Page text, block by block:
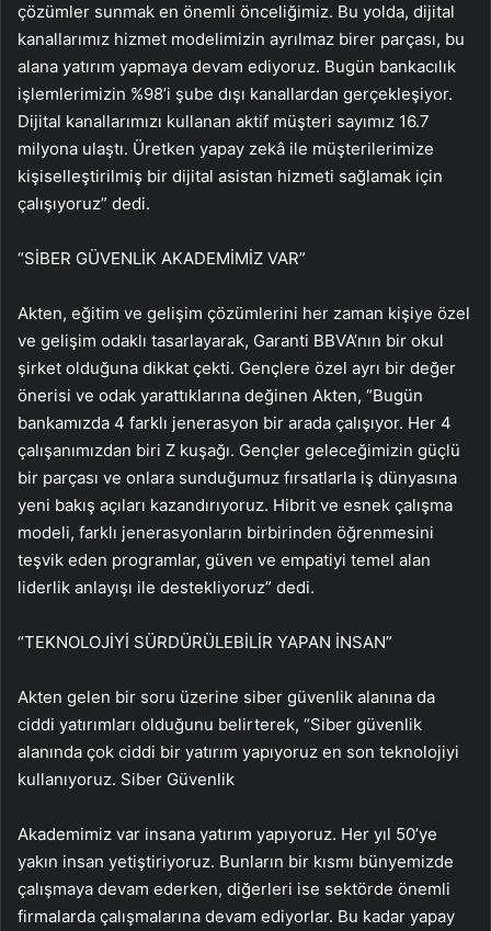
çözümler sunmak en önemli önceliğimiz. Bu yolda, dijital
kanallarımız hizmet modelimizin ayrılmaz birer parçası, bu
alana yatırım yapmaya devam ediyoruz. Bugün bankacılık
işlemlerimizin %98’i şube dışı kanallardan gerçekleşiyor.
Dijital kanallarımızı kullanan aktif müşteri sayımız 16.7
milyona ulaştı. Üretken yapay zekâ ile müşterilerimize
kişiselleştirilmiş bir dijital asistan hizmeti sağlamak için
çalışıyoruz” dedi.
“SİBER GÜVENLİK AKADEMİMİZ VAR”
Akten, eğitim ve gelişim çözümlerini her zaman kişiye özel
ve gelişim odaklı tasarlayarak, Garanti BBVA’nın bir okul
şirket olduğuna dikkat çekti. Gençlere özel ayrı bir değer
önerisi ve odak yarattıklarına değinen Akten, “Bugün
bankamızda 4 farklı jenerasyon bir arada çalışıyor. Her 4
çalışanımızdan biri Z kuşağı. Gençler geleceğimizin güçlü
bir parçası ve onlara sunduğumuz fırsatlarla iş dünyasına
yeni bakış açıları kazandırıyoruz. Hibrit ve esnek çalışma
modeli, farklı jenerasyonların birbirinden öğrenmesini
teşvik eden programlar, güven ve empatiyi temel alan
liderlik anlayışı ile destekliyoruz” dedi.
“TEKNOLOJİYİ SÜRDÜRÜLEBİLİR YAPAN İNSAN”
Akten gelen bir soru üzerine siber güvenlik alanına da
ciddi yatırımları olduğunu belirterek, “Siber güvenlik
alanında çok ciddi bir yatırım yapıyoruz en son teknolojiyi
kullanıyoruz. Siber Güvenlik
Akademimiz var insana yatırım yapıyoruz. Her yıl 50’ye
yakın insan yetiştiriyoruz. Bunların bir kısmı bünyemizde
çalışmaya devam ederken, diğerleri ise sektörde önemli
firmalarda çalışmalarına devam ediyorlar. Bu kadar yapay